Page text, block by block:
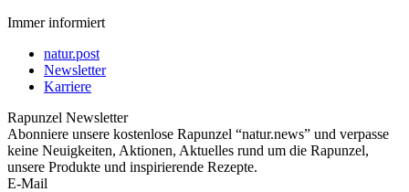
Immer informiert
natur.post
Newsletter
Karriere
Rapunzel Newsletter
Abonniere unsere kostenlose Rapunzel “natur.news” und verpasse
keine Neuigkeiten, Aktionen, Aktuelles rund um die Rapunzel,
unsere Produkte und inspirierende Rezepte.
E-Mail